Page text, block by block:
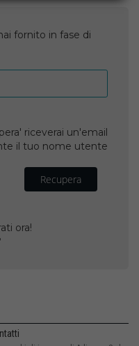
fornito in fase di
riceverai un'email
il tuo nome utente
Recupera
ora!